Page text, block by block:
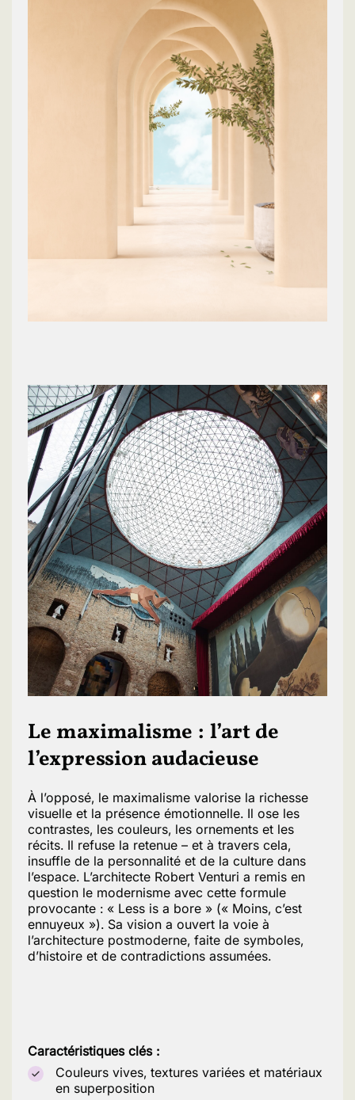
Le maximalisme : l’art de
l’expression audacieuse
À l’opposé, le maximalisme valorise la richesse
visuelle et la présence émotionnelle. Il ose les
contrastes, les couleurs, les ornements et les
récits. Il refuse la retenue – et à travers cela,
insuffle de la personnalité et de la culture dans
l’espace. L’architecte Robert Venturi a remis en
question le modernisme avec cette formule
provocante : « Less is a bore » (« Moins, c’est
ennuyeux »). Sa vision a ouvert la voie à
l’architecture postmoderne, faite de symboles,
d’histoire et de contradictions assumées.
Caractéristiques clés :
Couleurs vives, textures variées et matériaux
en superposition